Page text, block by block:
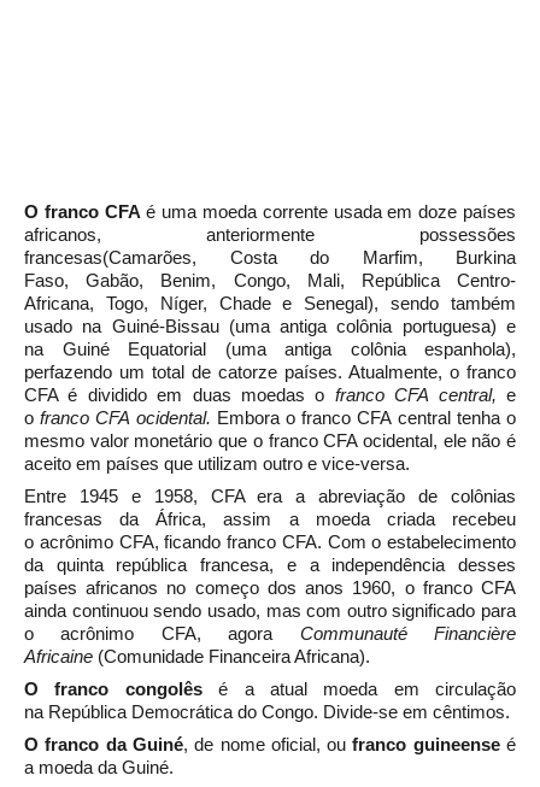
O franco CFA é uma moeda corrente usada em doze países
africanos, anteriormente
possessões
francesas(Camarões,
Costa do Marfim,
Burkina
Faso,
Gabão, Benim, Congo, Mali,
República Centro-
Africana,
Togo, Níger, Chade e
Senegal), sendo também
usado na Guiné-Bissau (uma antiga colônia portuguesa) e
na
Guiné Equatorial (uma antiga
colônia espanhola),
perfazendo um total de catorze países. Atualmente, o franco
CFA é dividido em duas moedas o franco CFA central, e
o franco CFA ocidental. Embora o franco CFA central tenha o
mesmo valor monetário que o franco CFA ocidental, ele não é
aceito em países que utilizam outro e vice-versa.
Entre 1945 e 1958, CFA era a abreviação de colônias
francesas da África, assim a moeda criada recebeu
o acrônimo CFA, ficando franco CFA. Com o estabelecimento
da
quinta república francesa, e a independência desses
países africanos no começo dos anos 1960, o franco CFA
ainda continuou sendo usado, mas com outro significado para
o acrônimo CFA, agora
Communauté Financière
Africaine (Comunidade Financeira Africana).
O
franco congolês é a atual moeda
em circulação
na República Democrática do Congo. Divide-se em cêntimos.
O franco da Guiné, de nome oficial, ou franco guineense é
a moeda da Guiné.